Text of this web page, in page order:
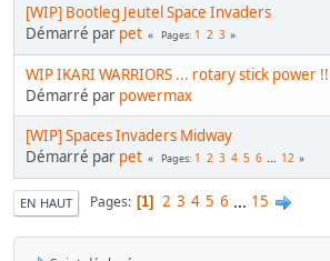
[WIP] Bootleg Jeutel Space Invaders
Démarré par pet Pages 1 2 3
WIP IKARI WARRIORS ... rotary stick power !!
Démarré par powermax
[WIP] Spaces Invaders Midway
Démarré par pet Pages 1 2 3 4 5 6 ... 12
EN HAUT Pages 1 2 3 4 5 6 ... 15